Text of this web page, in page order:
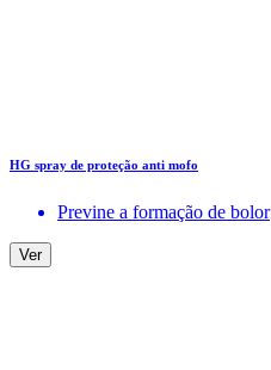
HG spray de proteção anti mofo
Previne a formação de bolor
Ver